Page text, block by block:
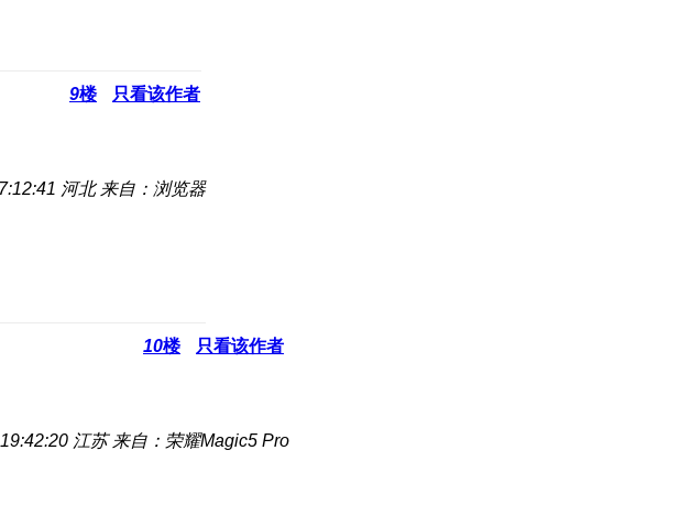
9楼 只看该作者
河北 来自：浏览器
10楼 只看该作者
江苏 来自：荣耀Magic5 Pro